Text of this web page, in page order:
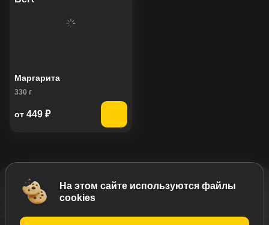
Добавить за 769₽
Маргарита
330 г
от 449 ₽
На этом сайте используются файлы
cookies